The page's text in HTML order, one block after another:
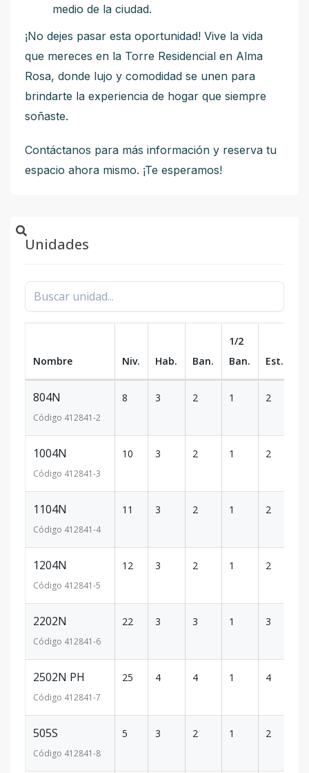
medio de la ciudad.
¡No dejes pasar esta oportunidad! Vive la vida
que mereces en la Torre Residencial en Alma
Rosa, donde lujo y comodidad se unen para
brindarte la experiencia de hogar que siempre
soñaste.
Contáctanos para más información y reserva tu
espacio ahora mismo. ¡Te esperamos!
Unidades
Nombre Niv. Hab. Ban.
1/2
Ban.
Est.
804N
Código 412841-2
8 3 2 1 2
1004N
Código 412841-3
10 3 2 1 2
1104N
Código 412841-4
11 3 2 1 2
1204N
Código 412841-5
12 3 2 1 2
2202N
Código 412841-6
22 3 3 1 3
2502N PH
Código 412841-7
25 4 4 1 4
505S
Código 412841-8
5 3 2 1 2